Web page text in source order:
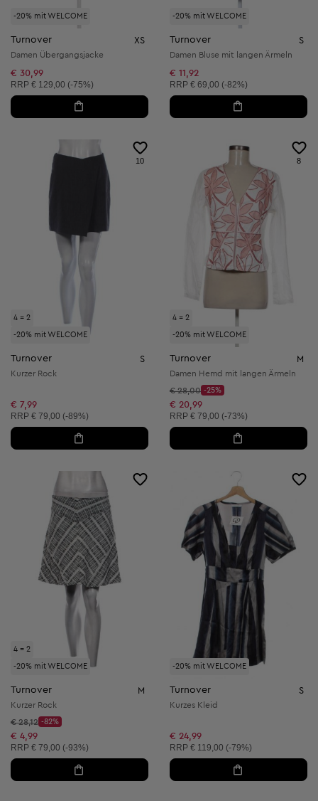
-20% mit WELCOME
Turnover XS
Damen Übergangsjacke
€ 30,99
Unverbindliche Preisempfehlung:
RRP € 129,00 (-75%)
-20% mit WELCOME
Turnover S
Damen Bluse mit langen Ärmeln
€ 11,92
Unverbindliche Preisempfehlung:
RRP € 69,00 (-82%)
4 = 2
-20% mit WELCOME
10
Turnover S
Kurzer Rock
€ 7,99
Unverbindliche Preisempfehlung:
RRP € 79,00 (-89%)
4 = 2
-20% mit WELCOME
8
Turnover M
Damen Hemd mit langen Ärmeln
Startpreis:
€ 28,00
Discount Price:
-25%
Reduzierter Preis:
€ 20,99
Unverbindliche Preisempfehlung:
RRP € 79,00 (-73%)
4 = 2
-20% mit WELCOME
Turnover M
Kurzer Rock
Startpreis:
€ 28,12
Discount Price:
-82%
Reduzierter Preis:
€ 4,99
Unverbindliche Preisempfehlung:
RRP € 79,00 (-93%)
-20% mit WELCOME
Turnover S
Kurzes Kleid
€ 24,99
Unverbindliche Preisempfehlung:
RRP € 119,00 (-79%)